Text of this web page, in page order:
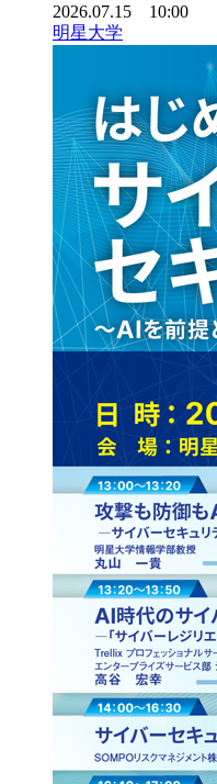
2026.07.15 10:00
明星大学